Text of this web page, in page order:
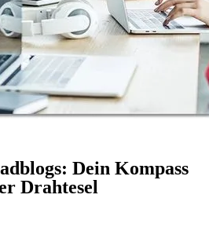
Dein Kompass
Drahtesel